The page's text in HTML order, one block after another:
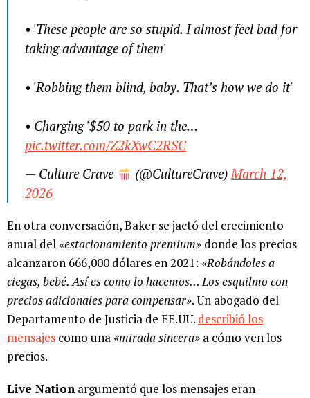
• 'These people are so stupid. I almost feel bad for
taking advantage of them'
• 'Robbing them blind, baby. That’s how we do it'
• Charging '$50 to park in the…
pic.twitter.com/Z2kXwC2RSC
— Culture Crave
(@CultureCrave)March 12,
2026
En otra conversación, Baker se jactó del crecimiento
anual del «estacionamiento premium» donde los precios
alcanzaron 666,000 dólares en 2021: «Robándoles a
ciegas, bebé. Así es como lo hacemos… Los esquilmo con
precios adicionales para compensar». Un abogado del
Departamento de Justicia de EE.UU. describió los
mensajes como una «mirada sincera» a cómo ven los
precios.
Live Nation argumentó que los mensajes eran